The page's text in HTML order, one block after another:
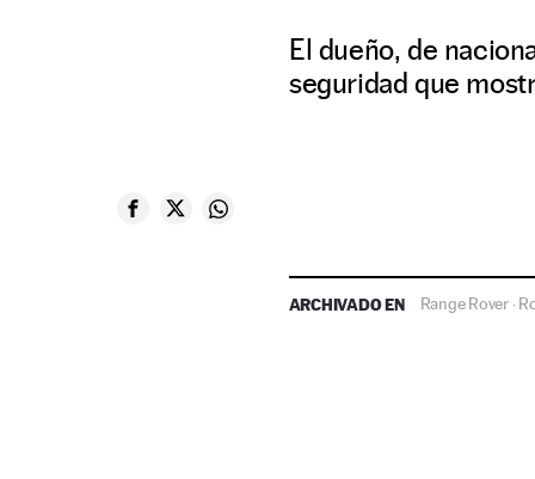
El dueño, de
seguridad que
ARCHIVADO EN Range Rover ·